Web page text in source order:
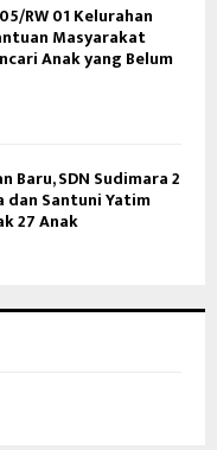
RW 01 Kelurahan
Masyarakat
Anak yang Belum
Baru, SDN Sudimara 2
dan Santuni Yatim
27 Anak